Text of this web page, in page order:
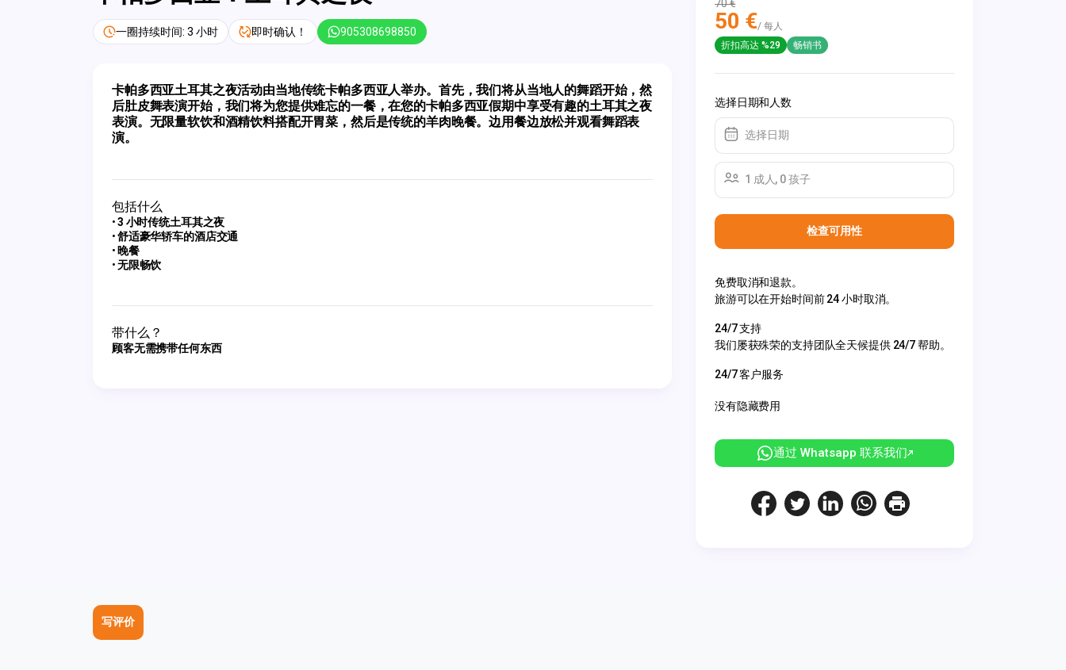
一圈持续时间: 3 小时 即时确认！ 905308698850
卡帕多西亚土耳其之夜活动由当地传统卡帕多西亚人举办。首先，我们将从当地人的舞蹈开始，然
后肚皮舞表演开始，我们将为您提供难忘的一餐，在您的卡帕多西亚假期中享受有趣的土耳其之夜
表演。无限量软饮和酒精饮料搭配开胃菜，然后是传统的羊肉晚餐。边用餐边放松并观看舞蹈表
演。
包括什么
3 小时传统土耳其之夜
舒适豪华轿车的酒店交通
晚餐
无限畅饮
带什么？
顾客无需携带任何东西
70 €
50 €/ 每人
折扣高达 %29
畅销书
选择日期和人数
选择日期
1 成人, 0 孩子
检查可用性
免费取消和退款。
旅游可以在开始时间前 24 小时取消。
24/7 支持
我们屡获殊荣的支持团队全天候提供 24/7 帮助。
24/7 客户服务
没有隐藏费用
通过 Whatsapp 联系我们
写评价